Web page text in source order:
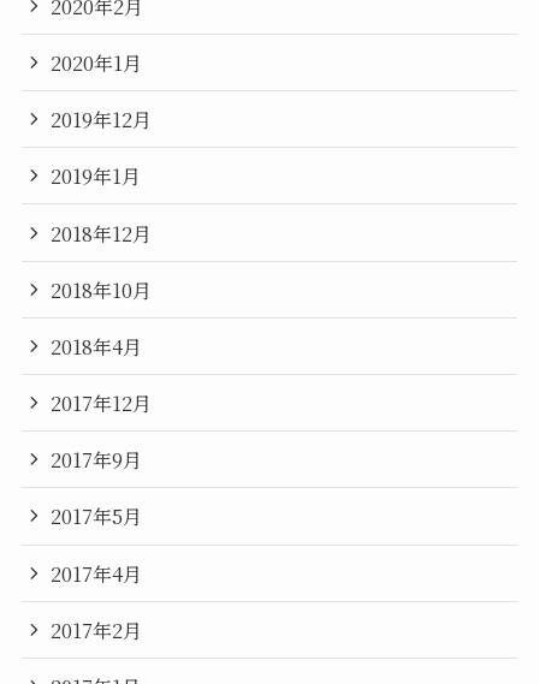
2020年2月
2020年1月
2019年12月
2019年1月
2018年12月
2018年10月
2018年4月
2017年12月
2017年9月
2017年5月
2017年4月
2017年2月